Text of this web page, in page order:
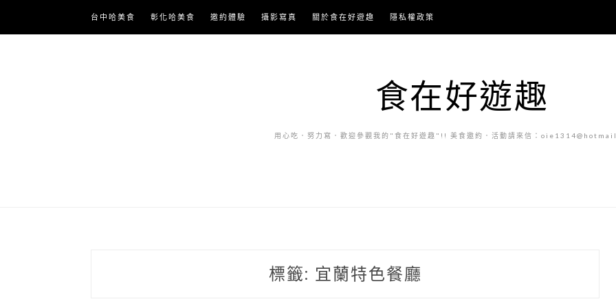
content
台中哈美食 彰化哈美食 邀約體驗 攝影寫真 關於食在好遊趣 隱私權政策
食在好遊趣
用心吃．努力寫．歡迎參觀我的"食在好遊趣"!! 美食邀約．活動請來信：
標籤: 宜蘭特色餐廳